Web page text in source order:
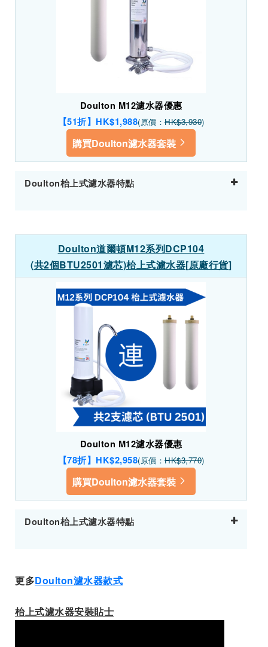
Doulton M12濾水器優惠
【51折】HK$1,988(原價： HK$3,930)
購買Doulton濾水器套裝
Doulton枱上式濾水器特點
Doulton道爾頓M12系列DCP104
(共2個BTU2501濾芯)枱上式濾水器[原廠行貨]
Doulton M12濾水器優惠
【78折】HK$2,958(原價： HK$3,770)
購買Doulton濾水器套裝
Doulton枱上式濾水器特點
更多Doulton濾水器款式
枱上式濾水器安裝貼士